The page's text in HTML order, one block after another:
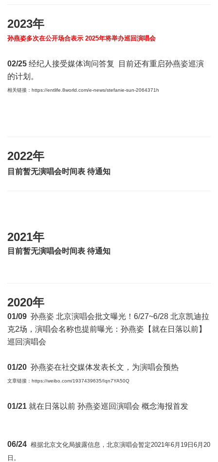
2023年
孙燕姿多次在公开场合表示 2025年将举办巡回演唱会
02/25 经纪人接受媒体询问答复 目前还有重启孙燕姿巡演
的计划。
相关链接： https://entlife.8world.com/e-news/stefanie-sun-2064371h
2022年
目前暂无演唱会时间表 待通知
2021年
目前暂无演唱会时间表 待通知
2020年
01/09 孙燕姿 北京演唱会批文曝光！6/27~6/28 北京凯迪拉
克2场，演唱会名称也提前曝光：孙燕姿【就在日落以前】
巡回演唱会
01/20 孙燕姿在社交媒体发表长文，为演唱会预热
文章链接： https://weibo.com/1937439635/Iqn7YA50Q
01/21 就在日落以前 孙燕姿巡回演唱会 概念海报首发
06/24 根据北京文化局披露信息，北京演唱会暂定2021年6月19日6月20
日。